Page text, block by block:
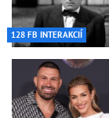
128 FB INTERAKCIÍ